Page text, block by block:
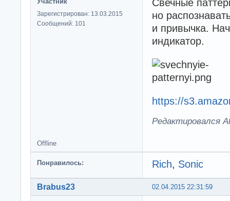
Зарегистрирован: 13.03.2015
Сообщений: 101
Свечные
но
и привычка.
индикатор.
https://
Редактировался
Offline
Понравилось: Rich, Sonic
02.04.2015 22:31:59
Brabus23